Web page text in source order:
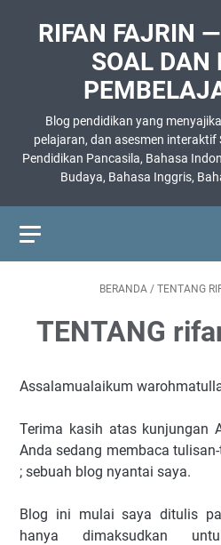
RIFAN FAJRIN
SOAL DAN
Blog pendidikan yang
pelajaran, dan asesmen interaktif
Pendidikan Pancasila, Bahasa
Budaya, Bahasa Inggris,
BERANDA / TENTANG
TENTANG
Assalamualaikum
Terima kasih atas kunjungan
Anda sedang membaca
; sebuah blog nyantai saya.
Blog ini mulai saya ditulis
hanya dimaksudkan